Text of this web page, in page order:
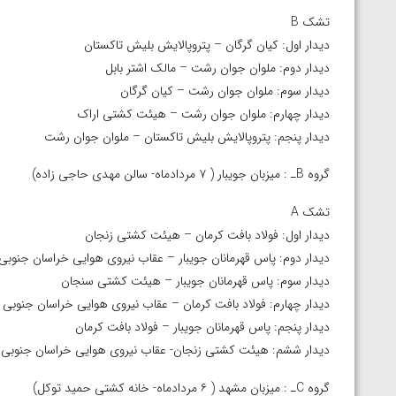
تشک B
دیدار اول: کیان گرگان – پتروپالایش بلیش تاکستان
دیدار دوم: ملوان جوان رشت – مالک اشتر بابل
دیدار سوم: ملوان جوان رشت – کیان گرگان
دیدار چهارم: ملوان جوان رشت – هیئت کشتی اراک
دیدار پنجم: پتروپالایش بلیش تاکستان – ملوان جوان رشت
گروه Bـ : میزبان جویبار ( ۷ مردادماه- سالن مهدی حاجی زاده)
تشک A
دیدار اول: فولاد بافت کرمان – هیئت کشتی زنجان
دیدار دوم: پاس قهرمانان جویبار – عقاب نیروی هوایی خراسان جنوبی
دیدار سوم: پاس قهرمانان جویبار – هیئت کشتی سنجان
دیدار چهارم: فولاد بافت کرمان – عقاب نیروی هوایی خراسان جنوبی
دیدار پنجم: پاس قهرمانان جویبار – فولاد بافت کرمان
دیدار ششم: هیئت کشتی زنجان- عقاب نیروی هوایی خراسان جنوبی
گروه Cـ : میزبان مشهد ( ۶ مردادماه- خانه کشتی حمید توکل)